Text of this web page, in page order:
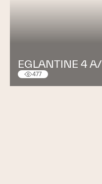
EGLANTINE 4
477